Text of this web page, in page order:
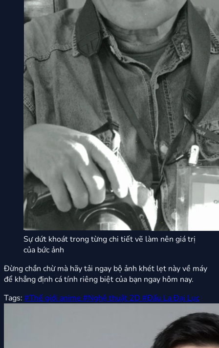
Sự dứt khoát trong từng chi tiết vẽ làm nên giá trị
của bức ảnh
Đừng chần chừ mà hãy tải ngay bộ ảnh khét lẹt này về máy
để khẳng định cá tính riêng biệt của bạn ngay hôm nay.
Tags: #Thế giới anime #Nghệ thuật 2D #Đấu La Đại Lục